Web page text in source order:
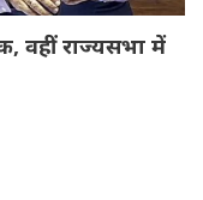
वहीं राज्यसभा में